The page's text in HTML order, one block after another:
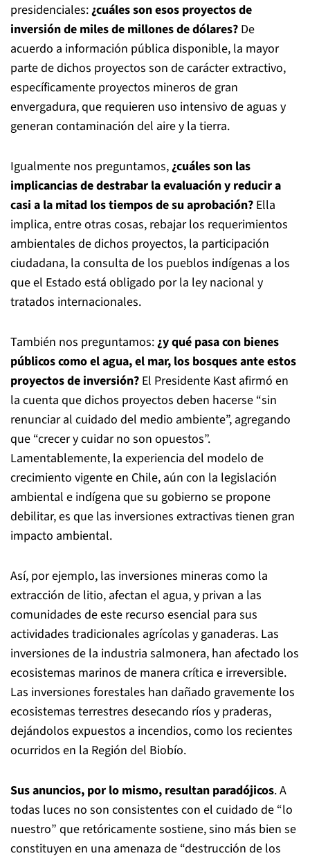
presidenciales:¿cuáles son esos proyectos de
inversión de miles de millones de dólares? De
acuerdo a información pública disponible, la mayor
parte de dichos proyectos son de carácter extractivo,
específicamente proyectos mineros de gran
envergadura, que requieren uso intensivo de aguas y
generan contaminación del aire y la tierra.
Igualmente nos preguntamos,¿cuáles son las
implicancias de destrabar la evaluación y reducir a
casi a la mitad los tiempos de su aprobación? Ella
implica, entre otras cosas, rebajar los requerimientos
ambientales de dichos proyectos, la participación
ciudadana, la consulta de los pueblos indígenas a los
que el Estado está obligado por la ley nacional y
tratados internacionales.
También nos preguntamos:¿y qué pasa con bienes
públicos como el agua, el mar, los bosques ante estos
proyectos de inversión? El Presidente Kast afirmó en
la cuenta que dichos proyectos deben hacerse “sin
renunciar al cuidado del medio ambiente”, agregando
que “crecer y cuidar no son opuestos”.
Lamentablemente, la experiencia del modelo de
crecimiento vigente en Chile, aún con la legislación
ambiental e indígena que su gobierno se propone
debilitar, es que las inversiones extractivas tienen gran
impacto ambiental.
Así, por ejemplo, las inversiones mineras como la
extracción de litio, afectan el agua, y privan a las
comunidades de este recurso esencial para sus
actividades tradicionales agrícolas y ganaderas. Las
inversiones de la industria salmonera, han afectado los
ecosistemas marinos de manera crítica e irreversible.
Las inversiones forestales han dañado gravemente los
ecosistemas terrestres desecando ríos y praderas,
dejándolos expuestos a incendios, como los recientes
ocurridos en la Región del Biobío.
Sus anuncios, por lo mismo, resultan paradójicos. A
todas luces no son consistentes con el cuidado de “lo
nuestro” que retóricamente sostiene, sino más bien se
constituyen en una amenaza de “destrucción de los